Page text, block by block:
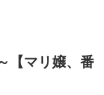
【マリ嬢、番